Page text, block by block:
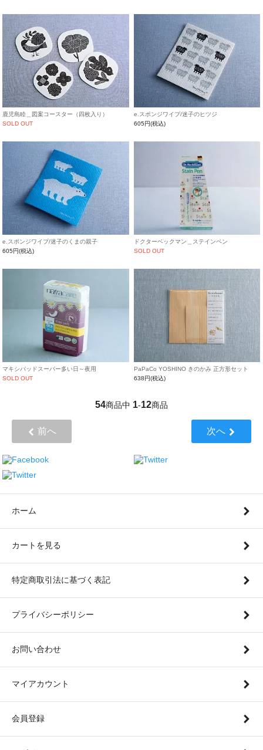
鹿児島睦＿図案コースター（四枚入り）
SOLD OUT
e.スポンジワイプ/迷子のヒツジ
605円(税込)
e.スポンジワイプ/迷子のくまの親子
605円(税込)
ドクターベックマン＿ステインペン
SOLD OUT
マキシパッドスーパー多い日～夜用
SOLD OUT
PaPaCo YOSHINO きのかみ 正方形セット
638円(税込)
54商品中 1-12商品
前へ 次へ
ホーム
カートを見る
特定商取引法に基づく表記
プライバシーポリシー
お問い合わせ
マイアカウント
会員登録